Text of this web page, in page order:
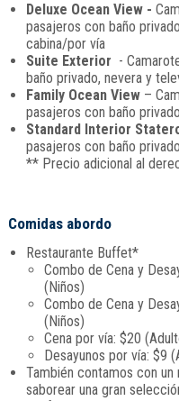
Deluxe Ocean View -
pasajeros con baño
cabina/por vía
Suite Exterior -
baño privado, nevera y
Family Ocean View–
pasajeros con baño
Standard Interior
pasajeros con baño
** Precio adicional al
Comidas abordo
Restaurante Buffet*
Combo de Cena y
(Niños)
Combo de Cena y
(Niños)
Cena por vía: $20
Desayunos por vía: $9
También contamos con
saborear una gran